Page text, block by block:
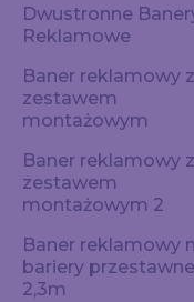
Dwustronne
Reklamowe
Baner reklamowy z
zestawem
montażowym
Baner reklamowy z
zestawem
montażowym 2
Baner reklamowy
bariery przestawne
2,3m